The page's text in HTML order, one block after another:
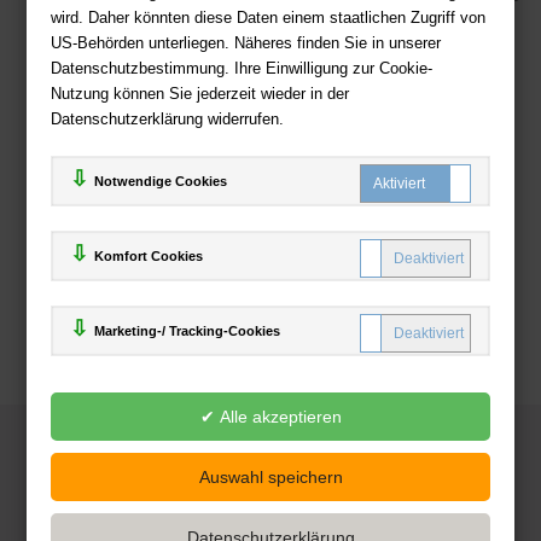
wird. Daher könnten diese Daten einem staatlichen Zugriff von
US-Behörden unterliegen. Näheres finden Sie in unserer
Datenschutzbestimmung. Ihre Einwilligung zur Cookie-
Nutzung können Sie jederzeit wieder in der
Datenschutzerklärung widerrufen.
Notwendige Cookies
Komfort Cookies
Marketing-/ Tracking-Cookies
Zahlweisen
Deutsche-Buchhandlung.de
www.deutsche-buchhandlung.de ist ein Angebot der
Handelsgesellschaft mbH
Powered by Inooga